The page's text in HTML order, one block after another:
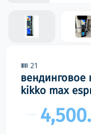
21
kikko max